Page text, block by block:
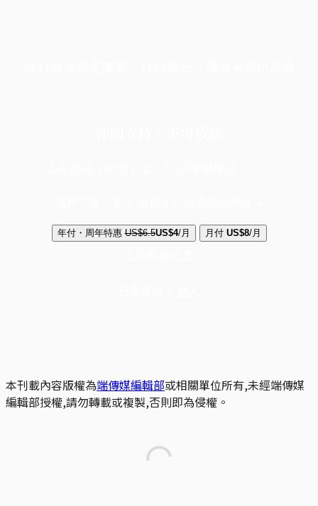
年付・周年特惠 US$6.5US$4/月 月付 US$8/月
本刊載內容版權為端傳媒編輯部或相關單位所有,未經端傳媒
編輯部授權,請勿轉載或複製,否則即為侵權。